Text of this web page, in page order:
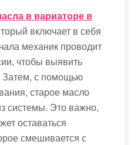
в вариаторе в
включает в себя
механик проводит
чтобы выявить
с помощью
старое масло
системы. Это важно,
оставаться
смешивается с